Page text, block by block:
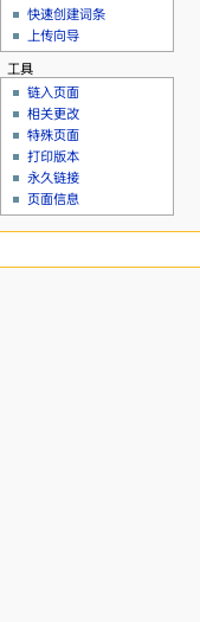
快速创建词条
上传向导
工具
链入页面
相关更改
特殊页面
打印版本
永久链接
页面信息